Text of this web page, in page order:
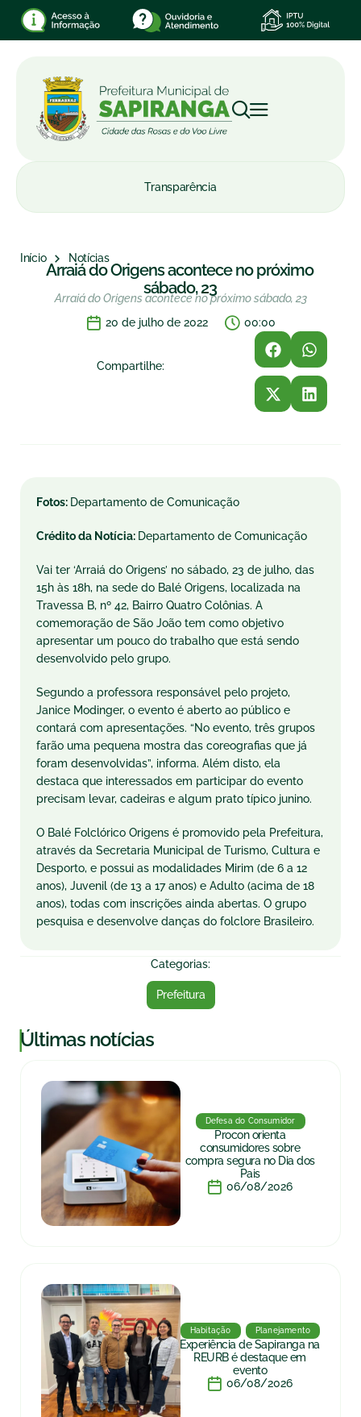
Transparência
Início Notícias
Arraiá do Origens acontece no próximo
sábado, 23
Arraiá do Origens acontece no próximo sábado, 23
20 de julho de 2022
00:00
Compartilhe:
Fotos: Departamento de Comunicação
Crédito da Notícia: Departamento de Comunicação
Vai ter ‘Arraiá do Origens’ no sábado, 23 de julho, das
15h às 18h, na sede do Balé Origens, localizada na
Travessa B, nº 42, Bairro Quatro Colônias. A
comemoração de São João tem como objetivo
apresentar um pouco do trabalho que está sendo
desenvolvido pelo grupo.
Segundo a professora responsável pelo projeto,
Janice Modinger, o evento é aberto ao público e
contará com apresentações. “No evento, três grupos
farão uma pequena mostra das coreografias que já
foram desenvolvidas”, informa. Além disto, ela
destaca que interessados em participar do evento
precisam levar, cadeiras e algum prato típico junino.
O Balé Folclórico Origens é promovido pela Prefeitura,
através da Secretaria Municipal de Turismo, Cultura e
Desporto, e possui as modalidades Mirim (de 6 a 12
anos), Juvenil (de 13 a 17 anos) e Adulto (acima de 18
anos), todas com inscrições ainda abertas. O grupo
pesquisa e desenvolve danças do folclore Brasileiro.
Categorias:
Prefeitura
|Últimas notícias
Defesa do Consumidor
Procon orienta
consumidores sobre
compra segura no Dia dos
Pais
06/08/2026
Habitação Planejamento
Experiência de Sapiranga na
REURB é destaque em
evento
06/08/2026